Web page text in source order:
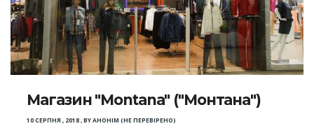
Магазин "Montana" ("Монтана")
10 СЕРПНЯ , 2018,BYАНОНІМ (НЕ ПЕРЕВІРЕНО)